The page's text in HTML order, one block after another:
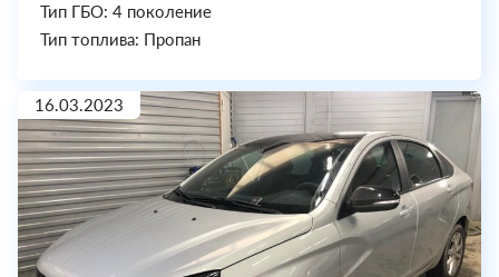
Тип ГБО: 4 поколение
Тип топлива: Пропан
16.03.2023